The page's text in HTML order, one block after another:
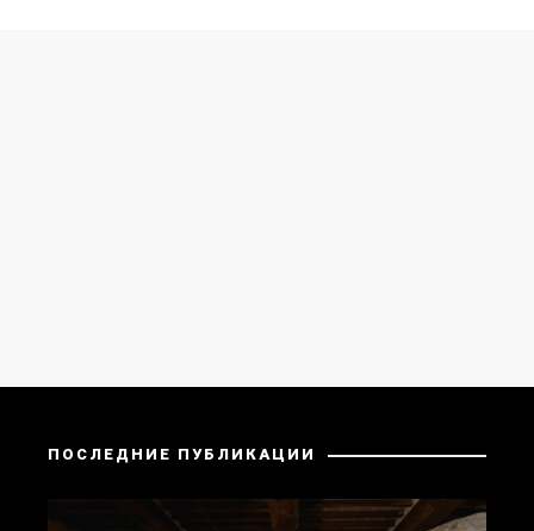
ПОСЛЕДНИЕ ПУБЛИКАЦИИ